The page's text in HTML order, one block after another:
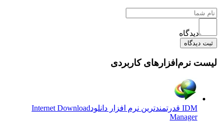
دیدگاه
نرم‌افزارهای کاربردی
Internet Download
Manager